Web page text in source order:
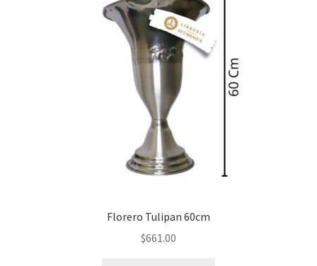
Florero Tulipan 60cm
$661.00